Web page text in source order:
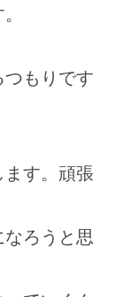
もりです
す。頑張
ろうと思